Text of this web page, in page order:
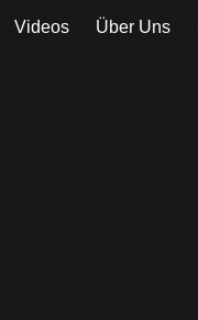
Videos Über Uns